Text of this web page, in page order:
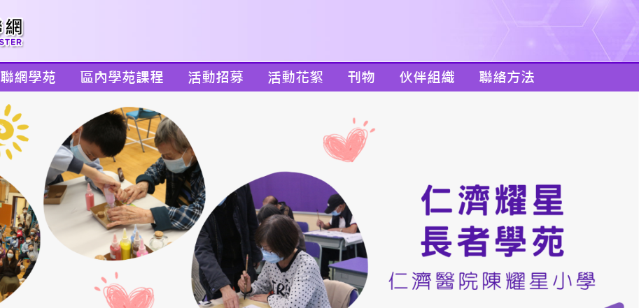
聯網學苑 區內學苑課程 活動招募 活動花絮 刊物 伙伴組織 聯絡方法